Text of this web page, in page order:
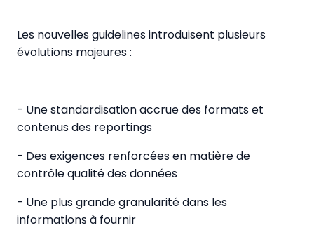
Les nouvelles guidelines introduisent plusieurs
évolutions majeures :
- Une standardisation accrue des formats et
contenus des reportings
- Des exigences renforcées en matière de
contrôle qualité des données
- Une plus grande granularité dans les
informations à fournir